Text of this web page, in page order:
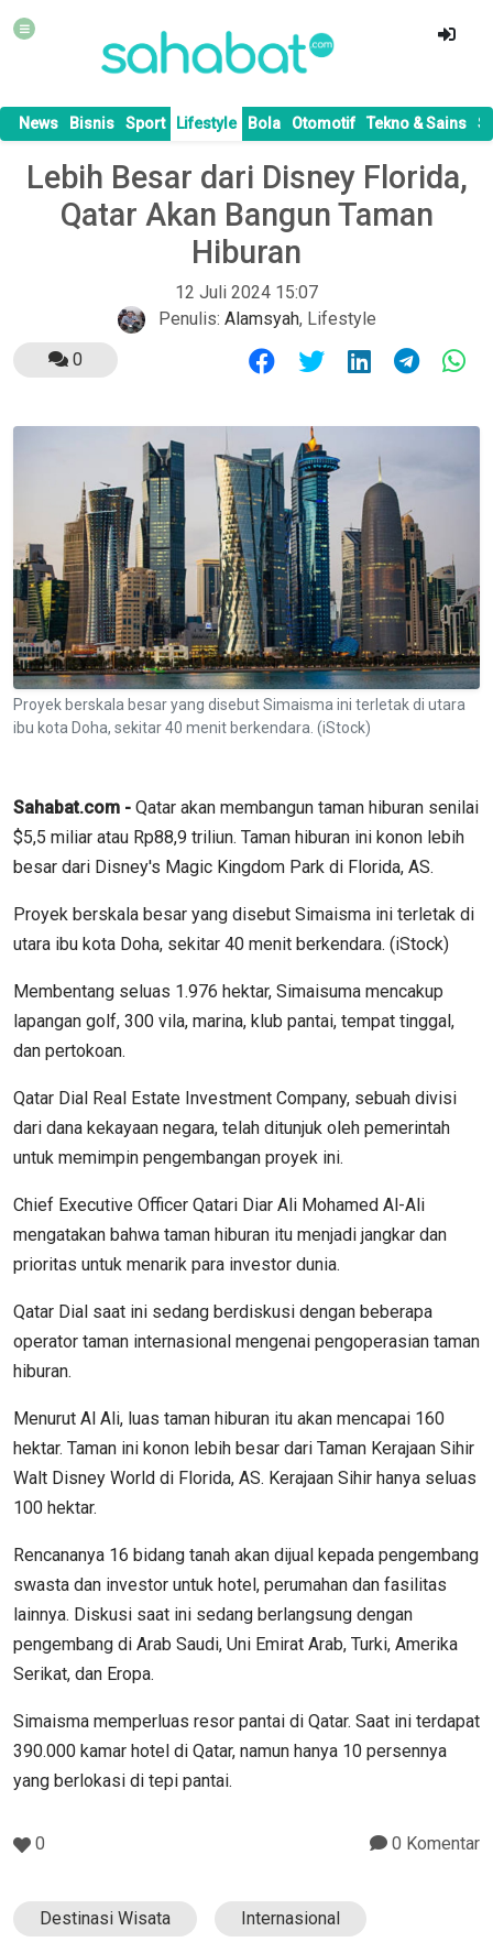
News Bisnis Sport Lifestyle Bola Otomotif Tekno & Sains
Lebih Besar dari Disney Florida,
Qatar Akan Bangun Taman
Hiburan
12 Juli 2024 15:07
Penulis: Alamsyah, Lifestyle
0
Proyek berskala besar yang disebut Simaisma ini terletak di utara
ibu kota Doha, sekitar 40 menit berkendara. (iStock)
Sahabat.com - Qatar akan membangun taman hiburan senilai
$5,5 miliar atau Rp88,9 triliun. Taman hiburan ini konon lebih
besar dari Disney's Magic Kingdom Park di Florida, AS.
Proyek berskala besar yang disebut Simaisma ini terletak di
utara ibu kota Doha, sekitar 40 menit berkendara. (iStock)
Membentang seluas 1.976 hektar, Simaisuma mencakup
lapangan golf, 300 vila, marina, klub pantai, tempat tinggal,
dan pertokoan.
Qatar Dial Real Estate Investment Company, sebuah divisi
dari dana kekayaan negara, telah ditunjuk oleh pemerintah
untuk memimpin pengembangan proyek ini.
Chief Executive Officer Qatari Diar Ali Mohamed Al-Ali
mengatakan bahwa taman hiburan itu menjadi jangkar dan
prioritas untuk menarik para investor dunia.
Qatar Dial saat ini sedang berdiskusi dengan beberapa
operator taman internasional mengenai pengoperasian taman
hiburan.
Menurut Al Ali, luas taman hiburan itu akan mencapai 160
hektar. Taman ini konon lebih besar dari Taman Kerajaan Sihir
Walt Disney World di Florida, AS. Kerajaan Sihir hanya seluas
100 hektar.
Rencananya 16 bidang tanah akan dijual kepada pengembang
swasta dan investor untuk hotel, perumahan dan fasilitas
lainnya. Diskusi saat ini sedang berlangsung dengan
pengembang di Arab Saudi, Uni Emirat Arab, Turki, Amerika
Serikat, dan Eropa.
Simaisma memperluas resor pantai di Qatar. Saat ini terdapat
390.000 kamar hotel di Qatar, namun hanya 10 persennya
yang berlokasi di tepi pantai.
0 0 Komentar
Destinasi Wisata Internasional